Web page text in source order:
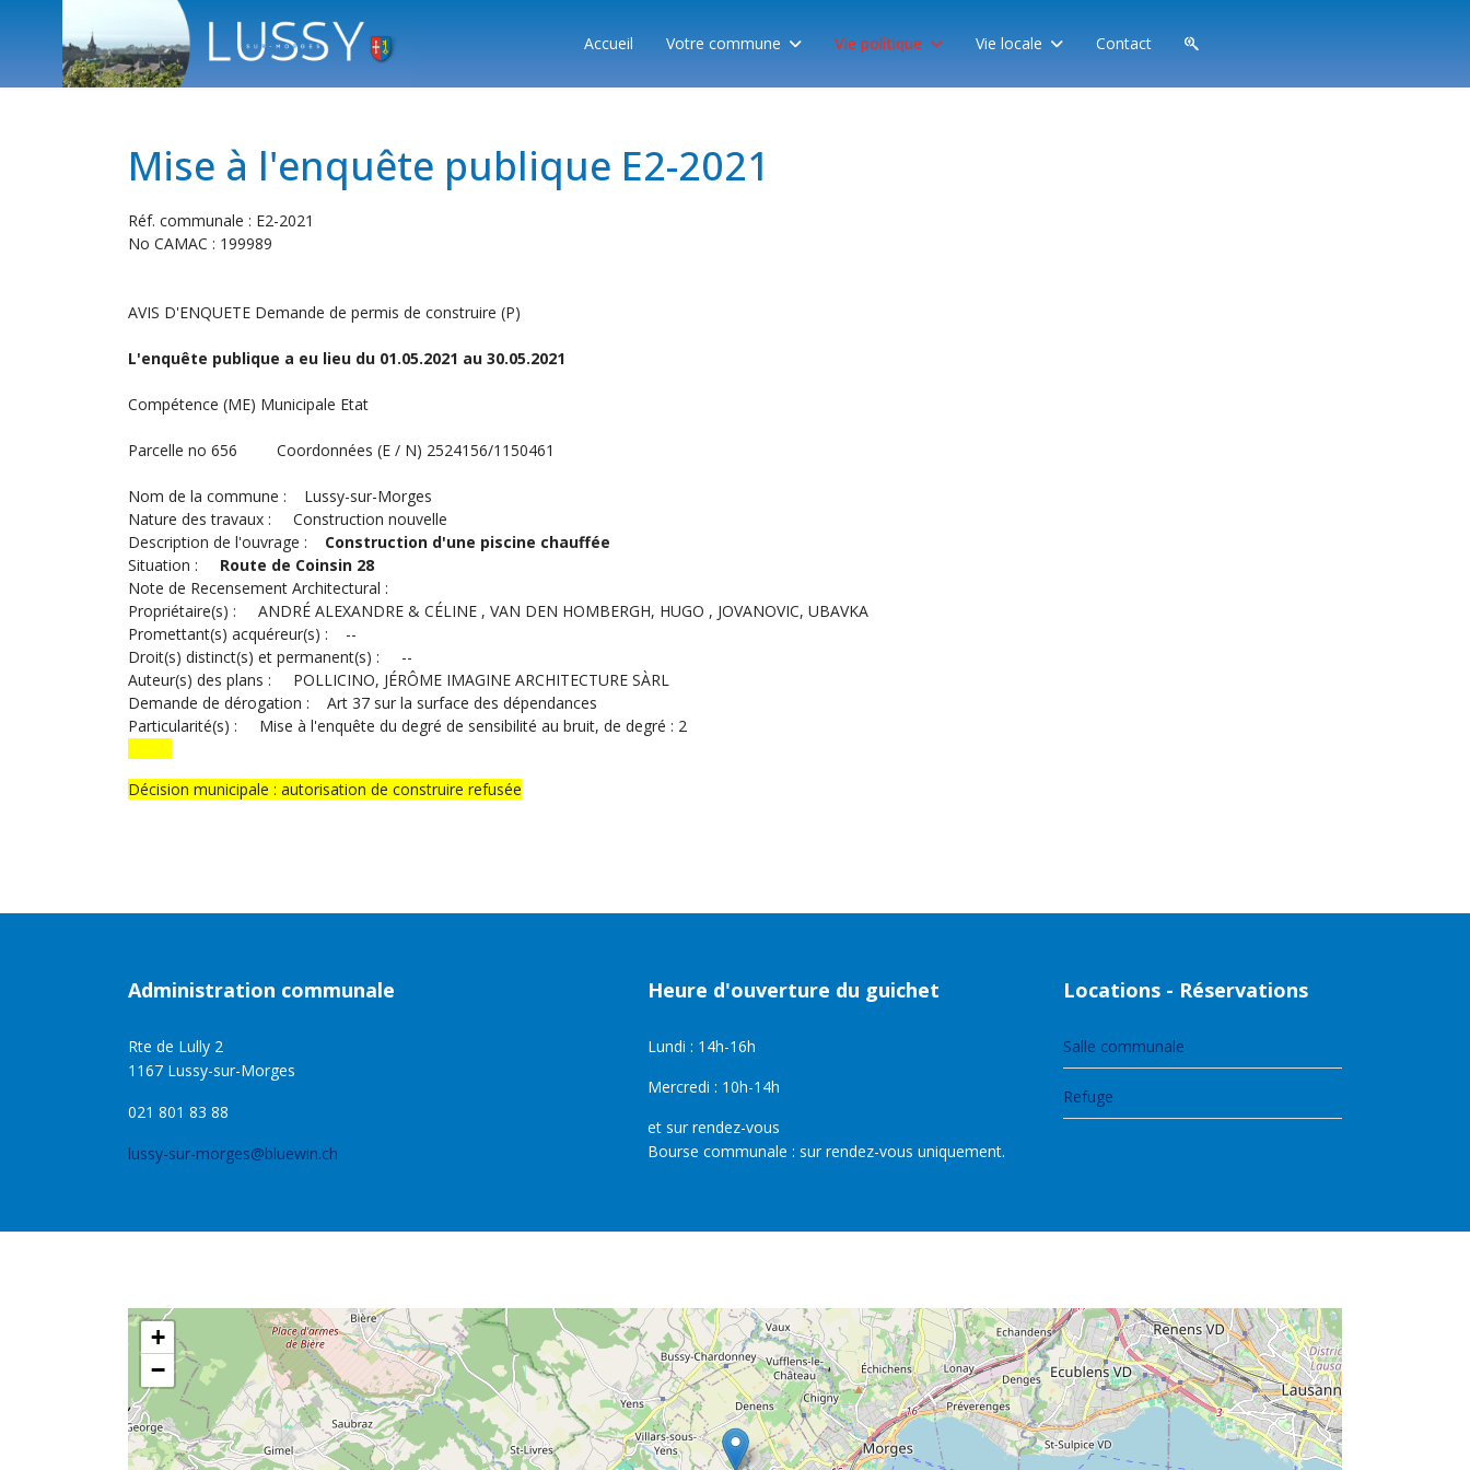
Accueil Votre commune Vie politique Vie locale Contact
Mise à l'enquête publique E2-2021
Réf. communale : E2-2021
No CAMAC : 199989
AVIS D'ENQUETE Demande de permis de construire (P)
L'enquête publique a eu lieu du 01.05.2021 au 30.05.2021
Compétence (ME) Municipale Etat
Parcelle no 656 Coordonnées (E / N) 2524156/1150461
Nom de la commune : Lussy-sur-Morges
Nature des travaux : Construction nouvelle
Description de l'ouvrage : Construction d'une piscine chauffée
Situation :
Route de Coinsin 28
Note de Recensement Architectural :
Propriétaire(s) : ANDRÉ ALEXANDRE & CÉLINE , VAN DEN HOMBERGH, HUGO , JOVANOVIC, UBAVKA
Promettant(s) acquéreur(s) : --
Droit(s) distinct(s) et permanent(s) : --
Auteur(s) des plans : POLLICINO, JÉRÔME IMAGINE ARCHITECTURE SÀRL
Demande de dérogation : Art 37 sur la surface des dépendances
Particularité(s) : Mise à l'enquête du degré de sensibilité au bruit, de degré : 2
Décision municipale : autorisation de construire refusée
Administration communale
Rte de Lully 2
1167 Lussy-sur-Morges
021 801 83 88
lussy-sur-morges@bluewin.ch
Heure d'ouverture du guichet
Lundi : 14h-16h
Mercredi : 10h-14h
et sur rendez-vous
Bourse communale : sur rendez-vous uniquement.
Locations - Réservations
Salle communale
Refuge
+
−